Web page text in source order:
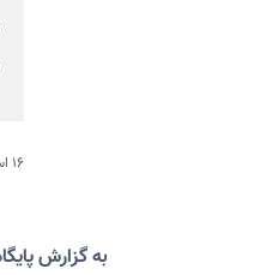
۱۶ اسفند ، ۱۴۰۲
به گزارش